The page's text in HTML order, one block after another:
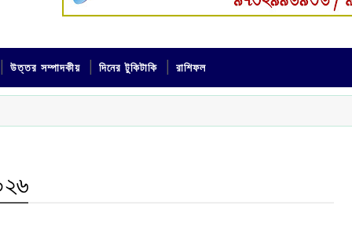
উত্তর সম্পাদকীয় দিনের টুকিটাকি রাশিফল